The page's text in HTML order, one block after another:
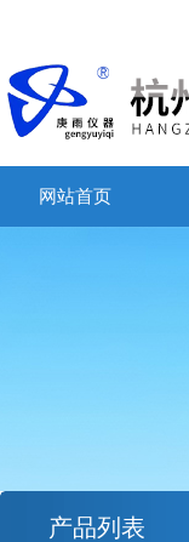
网站首页
产品列表